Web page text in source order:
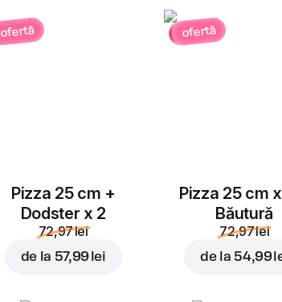
ofertă
Pizza 25 cm +
Dodster x 2
72,97 lei
de la 57,99 lei
ofertă
Pizza 25 cm
Băutură
72,97 lei
de la 54,99